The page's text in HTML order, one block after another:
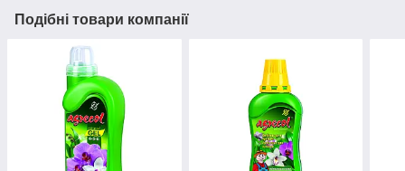
Подібні товари компанії